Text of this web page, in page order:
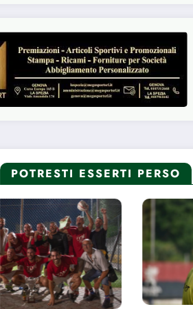
POTRESTI ESSERTI PERSO